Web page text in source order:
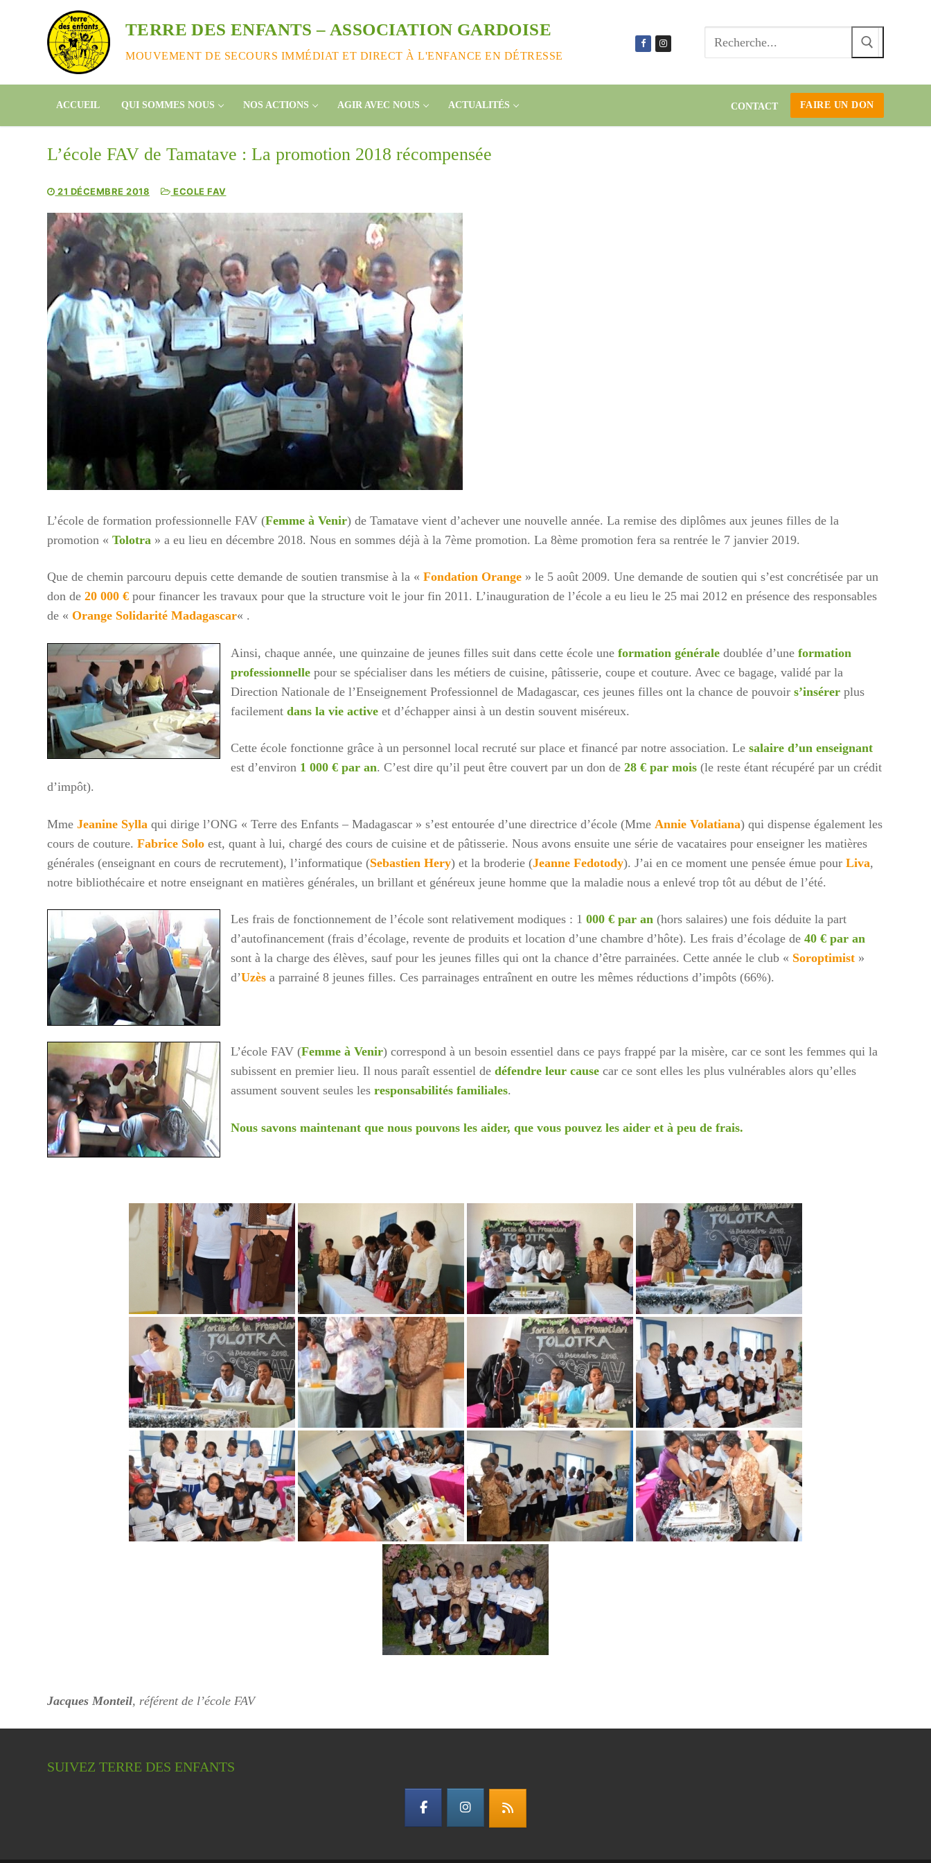
contenu
TERRE DES ENFANTS – ASSOCIATION GARDOISE
MOUVEMENT DE SECOURS IMMÉDIAT ET DIRECT À L'ENFANCE EN DÉTRESSE
ACCUEIL QUI SOMMES NOUS NOS ACTIONS AGIR AVEC NOUS ACTUALITÉS CONTACT FAIRE UN DON
L’école FAV de Tamatave : La promotion 2018 récompensée
21 DÉCEMBRE 2018 ECOLE FAV
L’école de formation professionnelle FAV (Femme à Venir) de Tamatave vient d’achever une nouvelle année. La remise des diplômes aux jeunes filles de la
promotion « Tolotra » a eu lieu en décembre 2018. Nous en sommes déjà à la 7ème promotion. La 8ème promotion fera sa rentrée le 7 janvier 2019.
Que de chemin parcouru depuis cette demande de soutien transmise à la « Fondation Orange » le 5 août 2009. Une demande de soutien qui s’est concrétisée par un
don de 20 000 € pour financer les travaux pour que la structure voit le jour fin 2011. L’inauguration de l’école a eu lieu le 25 mai 2012 en présence des responsables
de « Orange Solidarité Madagascar« .
Ainsi, chaque année, une quinzaine de jeunes filles suit dans cette école une formation générale doublée d’une formation
professionnelle pour se spécialiser dans les métiers de cuisine, pâtisserie, coupe et couture. Avec ce bagage, validé par la
Direction Nationale de l’Enseignement Professionnel de Madagascar, ces jeunes filles ont la chance de pouvoir s’insérer plus
facilement dans la vie active et d’échapper ainsi à un destin souvent miséreux.
Cette école fonctionne grâce à un personnel local recruté sur place et financé par notre association. Le salaire d’un enseignant
est d’environ 1 000 € par an. C’est dire qu’il peut être couvert par un don de 28 € par mois (le reste étant récupéré par un crédit
d’impôt).
Mme Jeanine Sylla qui dirige l’ONG « Terre des Enfants – Madagascar » s’est entourée d’une directrice d’école (Mme Annie Volatiana) qui dispense également les
cours de couture. Fabrice Solo est, quant à lui, chargé des cours de cuisine et de pâtisserie. Nous avons ensuite une série de vacataires pour enseigner les matières
générales (enseignant en cours de recrutement), l’informatique (Sebastien Hery) et la broderie (Jeanne Fedotody). J’ai en ce moment une pensée émue pour Liva,
notre bibliothécaire et notre enseignant en matières générales, un brillant et généreux jeune homme que la maladie nous a enlevé trop tôt au début de l’été.
Les frais de fonctionnement de l’école sont relativement modiques : 1 000 € par an (hors salaires) une fois déduite la part
d’autofinancement (frais d’écolage, revente de produits et location d’une chambre d’hôte). Les frais d’écolage de 40 € par an
sont à la charge des élèves, sauf pour les jeunes filles qui ont la chance d’être parrainées. Cette année le club « Soroptimist »
d’Uzès a parrainé 8 jeunes filles. Ces parrainages entraînent en outre les mêmes réductions d’impôts (66%).
L’école FAV (Femme à Venir) correspond à un besoin essentiel dans ce pays frappé par la misère, car ce sont les femmes qui la
subissent en premier lieu. Il nous paraît essentiel de défendre leur cause car ce sont elles les plus vulnérables alors qu’elles
assument souvent seules les responsabilités familiales.
Nous savons maintenant que nous pouvons les aider, que vous pouvez les aider et à peu de frais.
Jacques Monteil, référent de l’école FAV
SUIVEZ TERRE DES ENFANTS
Cyclone à Tamatave : mobilisons-nous !
https://www.helloasso.com/associations/association-gardoise-terre-des-
enfants/formulaires/5
Vous pouvez aussi envoyer un chèque à l’ordre de Terre des Enfants, chez
ou nous réclamer un rib si vous souhaitez faire un virement ( à
contact@terredesenfants.fr)
vidéo
00:00 01:44